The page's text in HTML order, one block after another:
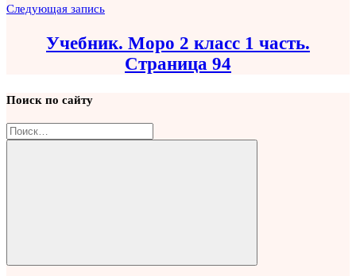
Следующая запись
Учебник. Моро 2 класс 1 часть.
Страница 94
Поиск по сайту
Найти:
Поиск